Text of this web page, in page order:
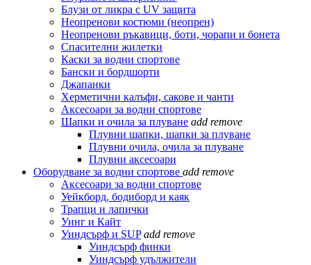
Блузи от ликра с UV защита
Неопренови костюми (неопрен)
Неопренови ръкавици, боти, чорапи и бонета
Спасителни жилетки
Каски за водни спортове
Бански и бордшорти
Джапанки
Херметични калъфи, сакове и чанти
Аксесоари за водни спортове
Шапки и очила за плуване add remove
Плувни шапки, шапки за плуване
Плувни очила, очила за плуване
Плувни аксесоари
Оборудване за водни спортове add remove
Аксесоари за водни спортове
Уейкборд, бодиборд и каяк
Трапци и лапички
Уинг и Кайт
Уиндсърф и SUP add remove
Уиндсърф финки
Уиндсърф удължители